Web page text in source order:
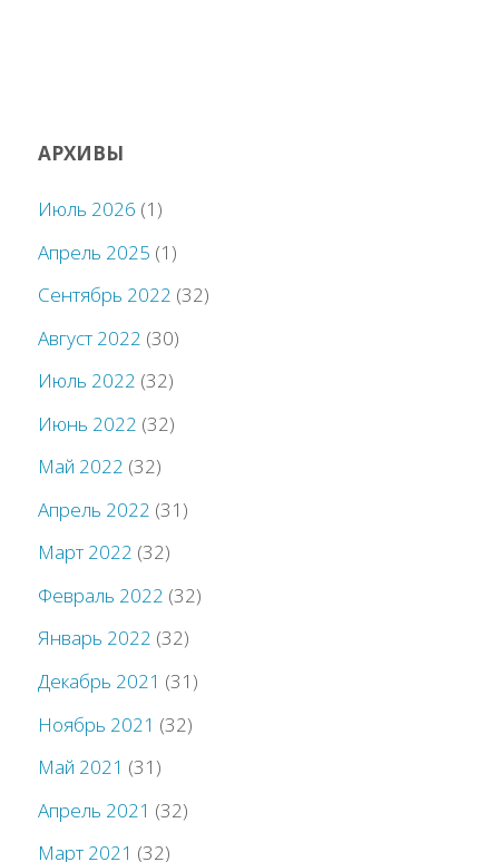
АРХИВЫ
Июль 2026 (1)
Апрель 2025 (1)
Сентябрь 2022 (32)
Август 2022 (30)
Июль 2022 (32)
Июнь 2022 (32)
Май 2022 (32)
Апрель 2022 (31)
Март 2022 (32)
Февраль 2022 (32)
Январь 2022 (32)
Декабрь 2021 (31)
Ноябрь 2021 (32)
Май 2021 (31)
Апрель 2021 (32)
Март 2021 (32)